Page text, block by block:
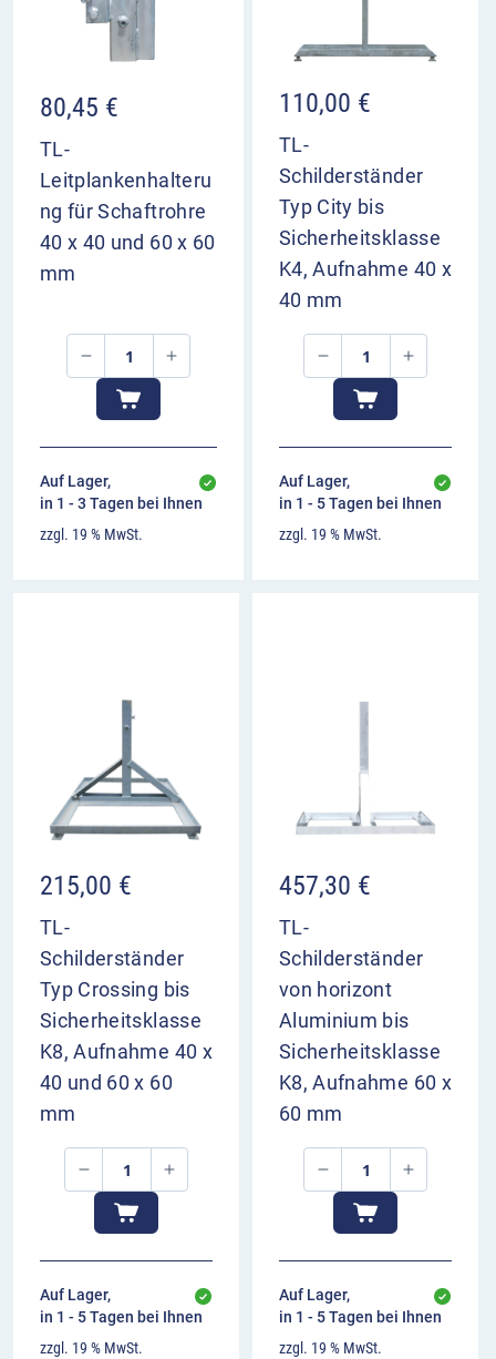
80,45 €
TL-
Leitplankenhalteru
ng für Schaftrohre
40 x 40 und 60 x 60
mm
Auf Lager,
in 1 - 3 Tagen bei Ihnen
zzgl. 19 % MwSt.
110,00 €
TL-
Schilderständer
Typ City bis
Sicherheitsklasse
K4, Aufnahme 40 x
40 mm
Auf Lager,
in 1 - 5 Tagen bei Ihnen
zzgl. 19 % MwSt.
215,00 €
TL-
Schilderständer
Typ Crossing bis
Sicherheitsklasse
K8, Aufnahme 40 x
40 und 60 x 60
mm
Auf Lager,
in 1 - 5 Tagen bei Ihnen
zzgl. 19 % MwSt.
457,30 €
TL-
Schilderständer
von horizont
Aluminium bis
Sicherheitsklasse
K8, Aufnahme 60 x
60 mm
Auf Lager,
in 1 - 5 Tagen bei Ihnen
zzgl. 19 % MwSt.